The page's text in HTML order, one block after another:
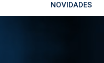
NOVIDADES